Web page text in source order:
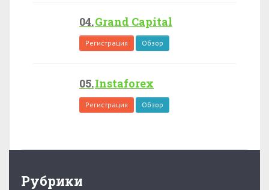
Grand Capital
Регистрация Обзор
Instaforex
Регистрация Обзор
Рубрики